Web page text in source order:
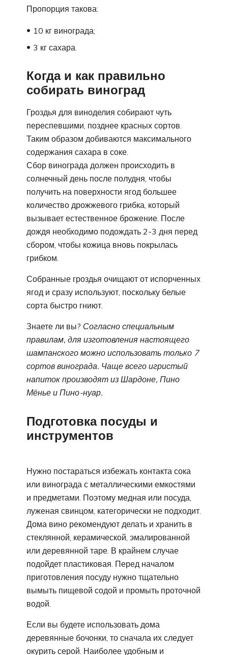
Пропорция такова:
10 кг винограда;
3 кг сахара.
Когда и как правильно
собирать виноград
Гроздья для виноделия собирают чуть
переспевшими, позднее красных сортов.
Таким образом добиваются максимального
содержания сахара в соке.
Сбор винограда должен происходить в
солнечный день после полудня, чтобы
получить на поверхности ягод большее
количество дрожжевого грибка, который
вызывает естественное брожение. После
дождя необходимо подождать 2-3 дня перед
сбором, чтобы кожица вновь покрылась
грибком.
Собранные гроздья очищают от испорченных
ягод и сразу используют, поскольку белые
сорта быстро гниют.
Знаете ли вы? Согласно специальным
правилам, для изготовления настоящего
шампанского можно использовать только 7
сортов винограда. Чаще всего игристый
напиток производят из Шардоне, Пино
Мёнье и Пино-нуар.
Подготовка посуды и
инструментов
Нужно постараться избежать контакта сока
или винограда с металлическими емкостями
и предметами. Поэтому медная или посуда,
луженая свинцом, категорически не подходит.
Дома вино рекомендуют делать и хранить в
стеклянной, керамической, эмалированной
или деревянной таре. В крайнем случае
подойдет пластиковая. Перед началом
приготовления посуду нужно тщательно
вымыть пищевой содой и промыть проточной
водой.
Если вы будете использовать дома
деревянные бочонки, то сначала их следует
окурить серой. Наиболее удобным и